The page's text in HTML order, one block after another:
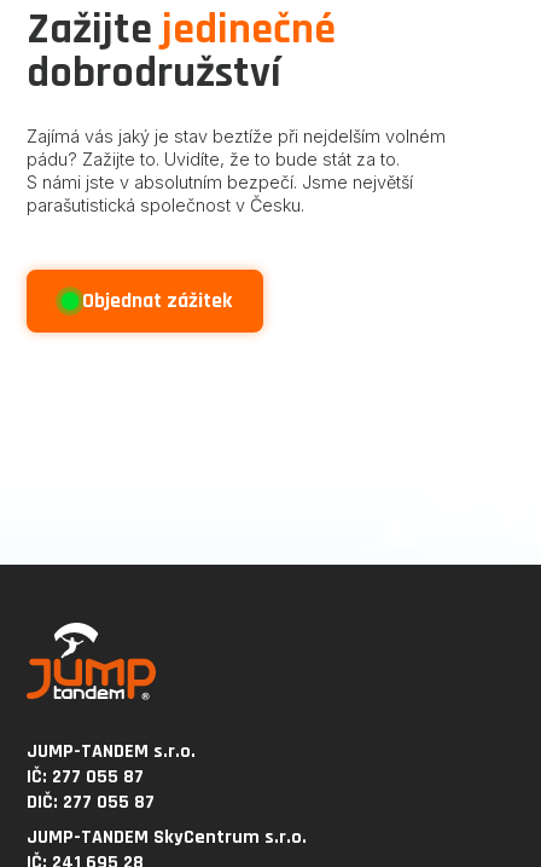
Zažijtejedinečné
dobrodružství
Zajímá vás jaký je stav beztíže při nejdelším volném
pádu? Zažijte to. Uvidíte, že to bude stát za to.
S námi jste v absolutním bezpečí. Jsme největší
parašutistická společnost v Česku.
Objednat zážitek
JUMP-TANDEM s.r.o.
IČ: 277 055 87
DIČ: 277 055 87
JUMP-TANDEM SkyCentrum s.r.o.